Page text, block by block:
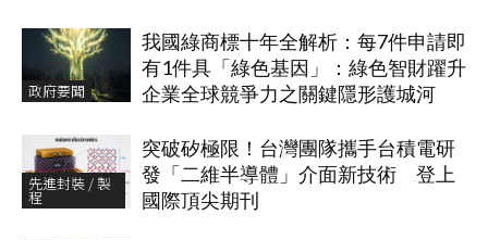
政府要聞
我國綠商標十年全解析：每7件申請即
有1件具「綠色基因」：綠色智財躍升
企業全球競爭力之關鍵隱形護城河
先進封裝 / 製
程
突破矽極限！台灣團隊攜手台積電研
發「二維半導體」介面新技術 登上
國際頂尖期刊